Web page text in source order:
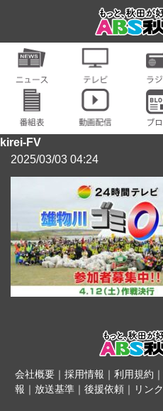
kirei-FV
2025/03/03 04:24
会社概要｜ 採用情報 ｜ 利用規約 ｜
報 ｜ 放送基準 ｜ 後援依頼 ｜ リンク